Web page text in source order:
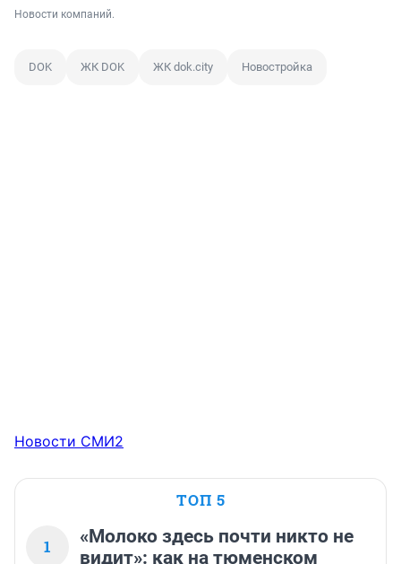
Новости компаний.
DOK ЖК DOK ЖК dok.city Новостройка
Новости СМИ2
ТОП 5
1
«Молоко здесь почти никто не
видит»: как на тюменском